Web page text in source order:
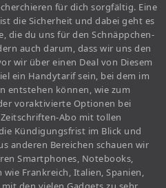
für dich sorgfältig. Eine
die Sicherheit und dabei geht es
die du uns für den Schnäppchen-
auch darum, dass wir uns den
wir über einen Deal von Diesem
ein Handytarif sein, bei dem im
entstehen können, wie zum
voraktivierte Optionen bei
Abo mit tollen
Kündigungsfrist im Blick und
anderen Bereichen schauen wir
Smartphones, Notebooks,
Frankreich, Italien, Spanien,